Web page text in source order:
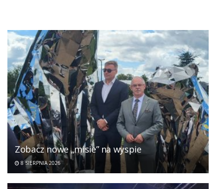
Zobacz nowe „misie” na wyspie
8 SIERPNIA 2026